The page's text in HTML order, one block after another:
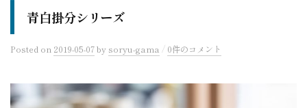
青白掛分シリーズ
Posted on 2019-05-07by soryu-gama / 0件のコメント